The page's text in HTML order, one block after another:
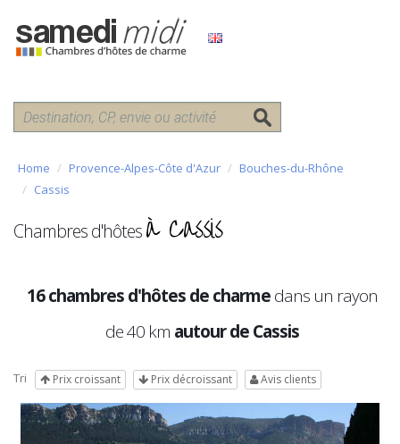
Home Provence-Alpes-Côte d'Azur
Bouches-du-Rhône
Cassis
Chambres d'hôtesà Cassis
16 chambres d'hôtes de charmedans un rayon
de 40 km autour de Cassis
Tri Prix croissant Prix décroissant Avis clients